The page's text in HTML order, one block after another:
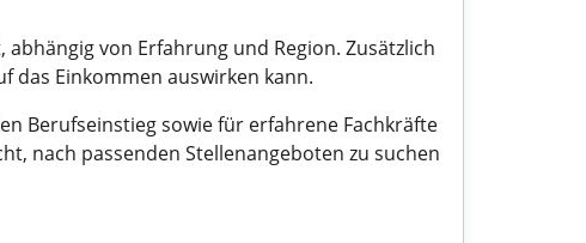
von Erfahrung und Region. Zusätzlich
das Einkommen auswirken kann.
Berufseinstieg sowie für erfahrene Fachkräfte
nach passenden Stellenangeboten zu suchen